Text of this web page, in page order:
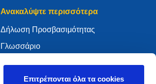
Επιτρέπονται όλα τα cookies
Ανακαλύψτε περισσότερα
Δήλωση Προσβασιμότητας
Γλωσσάριο